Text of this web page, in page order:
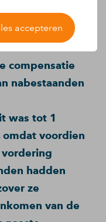
accepterenDeze
compensatie
nabestaanden
was tot 1
voordien
hadden
ze
van de